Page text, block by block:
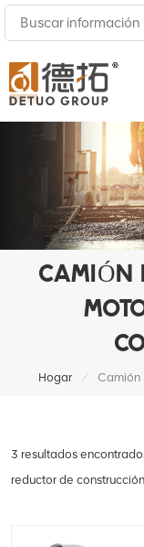
CAMIÓN
Hogar /
3 resultados
reductor de